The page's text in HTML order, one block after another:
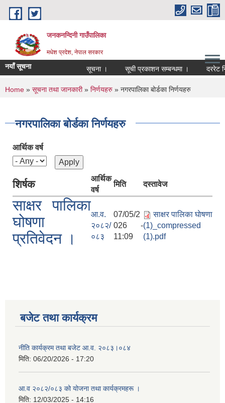
Skip to main content
जनकनन्दिनी गाउँपालिका
मधेश प्रदेश, नेपाल सरकार
नयाँ सूचना सूचना । सूची प्रकाशन सम्बन्धमा । दररेट
You are here
Home » सूचना तथा जानकारी» निर्णयहरु » नगरपालिका बोर्डका निर्णयहरु
नगरपालिका बोर्डका निर्णयहरु
आर्थिक वर्ष
शिर्षक
आर्थिक
वर्ष
मिति दस्तावेज
साक्षर पालिका
घोषणा
प्रतिवेदन ।
आ.व.
२०८२/
०८३
07/05/2
026 -
11:09
साक्षर पालिका घाेषणा
(1)_compressed
(1).pdf
बजेट तथा कार्यक्रम
नीति कार्यक्रम तथा बजेट आ.व. २०८३।०८४
मिति: 06/20/2026 - 17:20
आ.व २०८२/०८३ को योजना तथा कार्यक्रमहरू ।
मिति: 12/03/2025 - 14:16